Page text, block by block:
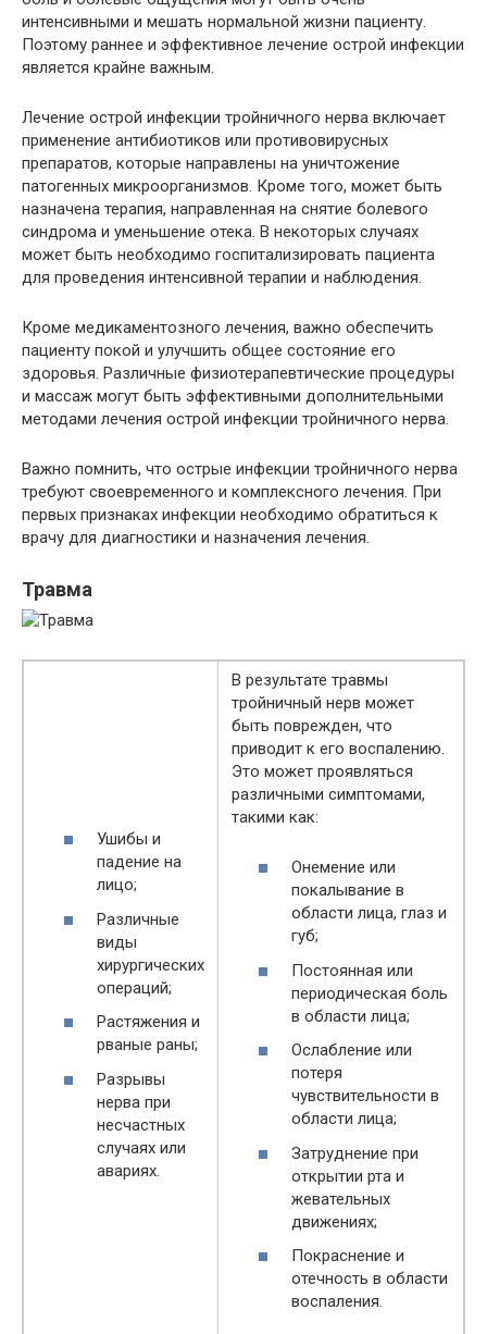
интенсивными и мешать нормальной жизни пациенту.
Поэтому раннее и эффективное лечение острой инфекции
является крайне важным.
Лечение острой инфекции тройничного нерва включает
применение антибиотиков или противовирусных
препаратов, которые направлены на уничтожение
патогенных микроорганизмов. Кроме того, может быть
назначена терапия, направленная на снятие болевого
синдрома и уменьшение отека. В некоторых случаях
может быть необходимо госпитализировать пациента
для проведения интенсивной терапии и наблюдения.
Кроме медикаментозного лечения, важно обеспечить
пациенту покой и улучшить общее состояние его
здоровья. Различные физиотерапевтические процедуры
и массаж могут быть эффективными дополнительными
методами лечения острой инфекции тройничного нерва.
Важно помнить, что острые инфекции тройничного нерва
требуют своевременного и комплексного лечения. При
первых признаках инфекции необходимо обратиться к
врачу для диагностики и назначения лечения.
Травма
Ушибы и
падение на
лицо;
Различные
виды
хирургических
операций;
Растяжения и
рваные раны;
Разрывы
нерва при
несчастных
случаях или
авариях.
В результате травмы
тройничный нерв может
быть поврежден, что
приводит к его воспалению.
Это может проявляться
различными симптомами,
такими как:
Онемение или
покалывание в
области лица, глаз и
губ;
Постоянная или
периодическая боль
в области лица;
Ослабление или
потеря
чувствительности в
области лица;
Затруднение при
открытии рта и
жевательных
движениях;
Покраснение и
отечность в области
воспаления.